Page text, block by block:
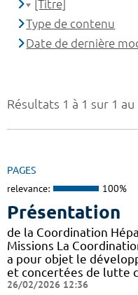
Résultats 1 à 1 sur 1
PAGES
relevance: 100%
Présentation
de la Coordination
Missions La
a pour objet le
et concertées de lutte
26/02/2026 12:36
[Titre]
Type de contenu
Date de dernière